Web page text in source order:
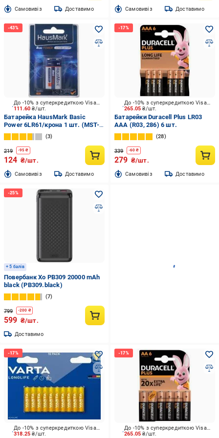
Cамовивіз Доставимо Cамовивіз Доставимо
111.60₴/шт.
До -10% з суперкредиткою Visa Вигода
Батарейка HausMark Basic
Power 6LR61/крона 1 шт. (MST-
1AL9V)
3
219 -95 ₴
124 ₴/шт.
Cамовивіз Доставимо
265.05₴/шт.
До -10% з суперкредиткою Visa Вигода
Батарейки Duracell Plus LR03
AAA (R03, 286) 6 шт.
28
339 -60 ₴
279 ₴/шт.
Cамовивіз Доставимо
+ 5 балів
Повербанк Xo PB309 20000 mAh
black (PB309.black)
7
799 -200 ₴
599 ₴/шт.
Доставимо
318.25₴/шт.
До -10% з суперкредиткою Visa Вигода
265.05₴/шт.
До -10% з суперкредиткою Visa Вигода